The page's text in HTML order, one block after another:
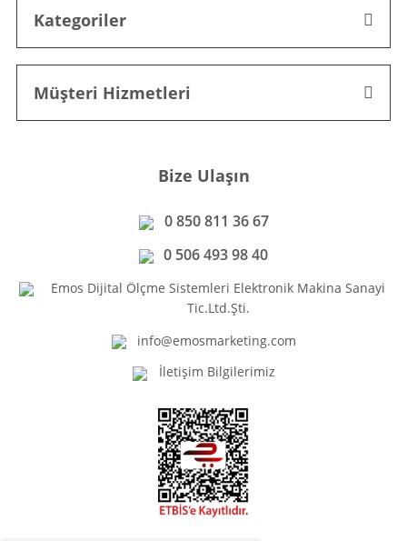
Kategoriler
Müşteri Hizmetleri
Bize Ulaşın
0 850 811 36 67
0 506 493 98 40
Emos Dijital Ölçme Sistemleri Elektronik Makina Sanayi
Tic.Ltd.Şti.
info@emosmarketing.com
İletişim Bilgilerimiz